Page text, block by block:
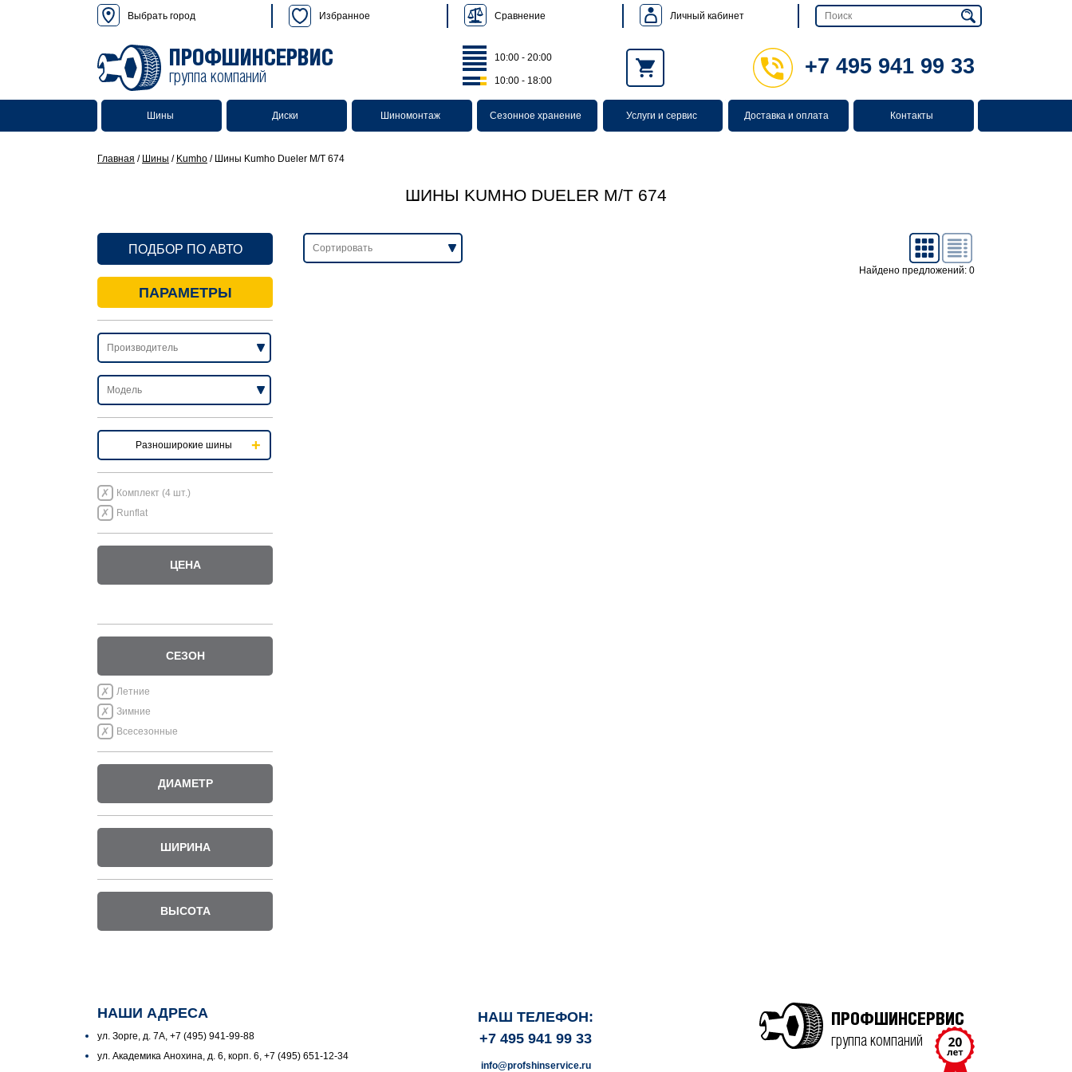
Выбрать город Избранное Сравнение Личный кабинет
ПРОФШИНСЕРВИС
группа компаний
10:00 - 20:00
10:00 - 18:00
+7 495 941 99 33
Шины Диски Шиномонтаж Сезонное хранение Услуги и сервис Доставка и оплата Контакты
Главная / Шины / Kumho / Шины Kumho Dueler M/T 674
ШИНЫ KUMHO DUELER M/T 674
ПОДБОР ПО АВТО
ПАРАМЕТРЫ
Разноширокие шины
Комплект (4 шт.)
Runflat
ЦЕНА
СЕЗОН
Летние
Зимние
Всесезонные
ДИАМЕТР
ШИРИНА
ВЫСОТА
Найдено предложений: 0
НАШИ АДРЕСА
ул. Зорге, д. 7А, +7 (495) 941-99-88
ул. Академика Анохина, д. 6, корп. 6, +7 (495) 651-12-34
НАШ ТЕЛЕФОН:
+7 495 941 99 33
info@profshinservice.ru
ПРОФШИНСЕРВИС
группа компаний